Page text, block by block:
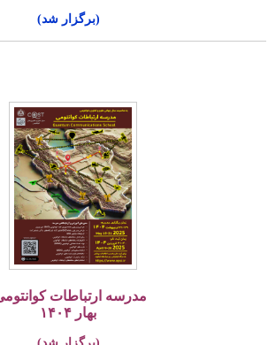
(برگزار شد)
مدرسه ارتباطات کوانتومی،
بهار ۱۴۰۴